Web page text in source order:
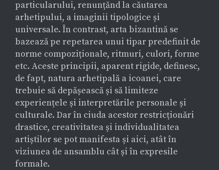
particularului, renunțănd la căutarea
arhetipului, a imaginii tipologice și
universale. În contrast, arta bizantină se
bazează pe repetarea unui tipar predefinit de
norme compoziționale, ritmuri, culori, forme
etc. Aceste principii, aparent rigide, definesc,
de fapt, natura arhetipală a icoanei, care
trebuie să depășească și să limiteze
experiențele și interpretările personale și
culturale. Dar în ciuda acestor restricționări
drastice, creativitatea și individualitatea
artiștilor se pot manifesta și aici, atât în
viziunea de ansamblu cât și în expresile
formale.